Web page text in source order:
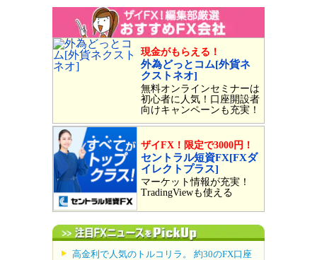
現金がもらえる！
外為どっとコム[外貨ネ
クストネオ]
無料オンラインセミナーは
初心者に人気！口座開設者
向けキャンペーンも充実！
ザイFX！限定で3000円！
セントラル短資FX[FXダ
イレクトプラス]
マーケット情報が充実！
TradingViewも使える
高金利で人気のトルコリラ。 約30のFX口座